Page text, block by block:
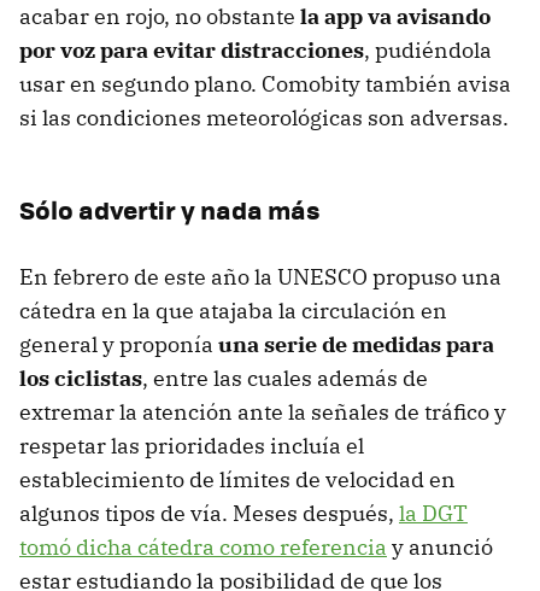
acabar en rojo, no obstante la app va avisando
por voz para evitar distracciones, pudiéndola
usar en segundo plano. Comobity también avisa
si las condiciones meteorológicas son adversas.
Sólo advertir y nada más
En febrero de este año la UNESCO propuso una
cátedra en la que atajaba la circulación en
general y proponía una serie de medidas para
los ciclistas, entre las cuales además de
extremar la atención ante la señales de tráfico y
respetar las prioridades incluía el
establecimiento de límites de velocidad en
algunos tipos de vía. Meses después, la DGT
tomó dicha cátedra como referencia y anunció
estar estudiando la posibilidad de que los